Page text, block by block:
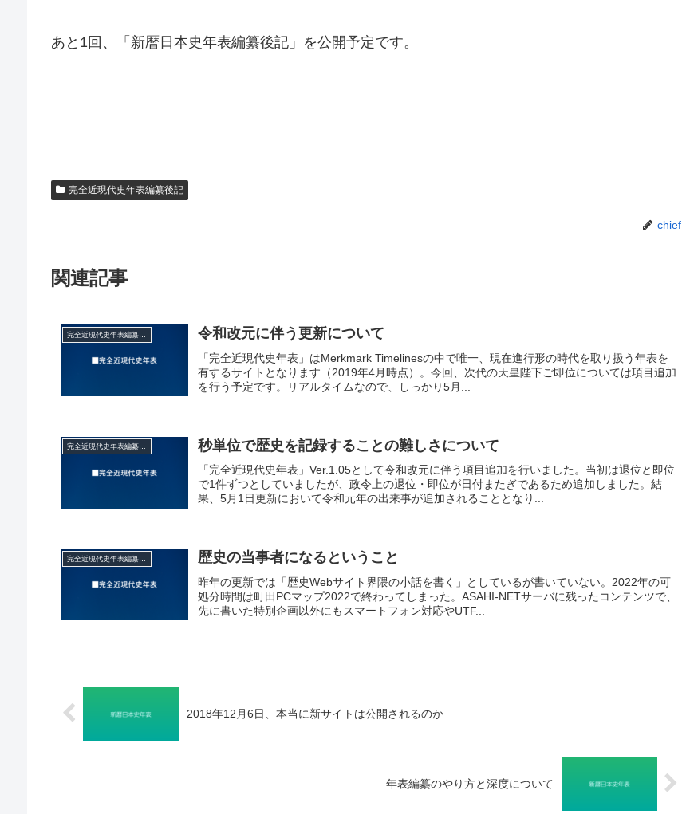
あと1回、「新暦日本史年表編纂後記」を公開予定です。
完全近現代史年表編纂後記
chief
関連記事
令和改元に伴う更新について
「完全近現代史年表」はMerkmark Timelinesの中で唯一、現在進行形の時代を取り扱う年表を
有するサイトとなります（2019年4月時点）。今回、次代の天皇陛下ご即位については項目追加
を行う予定です。リアルタイムなので、しっかり5月...
完全近現代史年表編纂後記 秒単位で歴史を記録することの難しさについて
「完全近現代史年表」Ver.1.05として令和改元に伴う項目追加を行いました。当初は退位と即位
で1件ずつとしていましたが、政令上の退位・即位が日付またぎであるため追加しました。結
果、5月1日更新において令和元年の出来事が追加されることとなり...
歴史の当事者になるということ
昨年の更新では「歴史Webサイト界隈の小話を書く」としているが書いていない。2022年の可
処分時間は町田PCマップ2022で終わってしまった。ASAHI-NETサーバに残ったコンテンツで、
先に書いた特別企画以外にもスマートフォン対応やUTF...
2018年12月6日、本当に新サイトは公開されるのか
年表編纂のやり方と深度について